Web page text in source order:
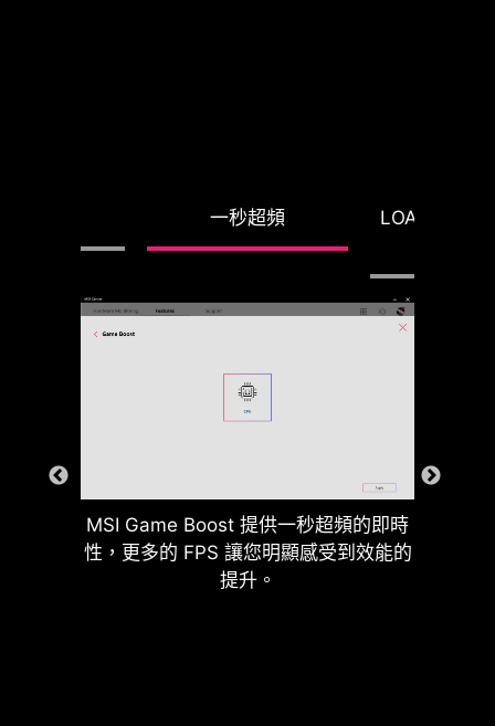
一秒超頻
LOAD-LINE
MSI Game Boost 提供一秒超頻的即時
性，更多的 FPS 讓您明顯感受到效能的
提升。